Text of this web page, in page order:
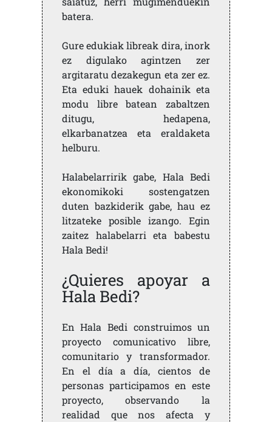
batera.
Gure edukiak libreak dira, inork
ez digulako agintzen zer
argitaratu dezakegun eta zer ez.
Eta eduki hauek dohainik eta
modu libre batean zabaltzen
ditugu, hedapena,
elkarbanatzea eta eraldaketa
helburu.
Halabelarririk gabe, Hala Bedi
ekonomikoki sostengatzen
duten bazkiderik gabe, hau ez
litzateke posible izango. Egin
zaitez halabelarri eta babestu
Hala Bedi!
¿Quieres apoyar a
Hala Bedi?
En Hala Bedi construimos un
proyecto comunicativo libre,
comunitario y transformador.
En el día a día, cientos de
personas participamos en este
proyecto, observando la
realidad que nos afecta y